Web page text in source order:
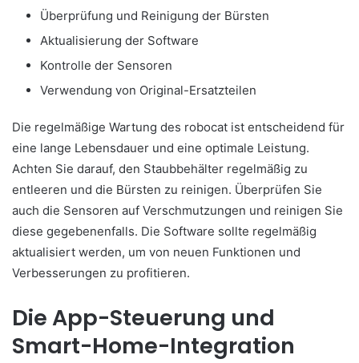
Überprüfung und Reinigung der Bürsten
Aktualisierung der Software
Kontrolle der Sensoren
Verwendung von Original-Ersatzteilen
Die regelmäßige Wartung des robocat ist entscheidend für
eine lange Lebensdauer und eine optimale Leistung.
Achten Sie darauf, den Staubbehälter regelmäßig zu
entleeren und die Bürsten zu reinigen. Überprüfen Sie
auch die Sensoren auf Verschmutzungen und reinigen Sie
diese gegebenenfalls. Die Software sollte regelmäßig
aktualisiert werden, um von neuen Funktionen und
Verbesserungen zu profitieren.
Die App-Steuerung und
Smart-Home-Integration